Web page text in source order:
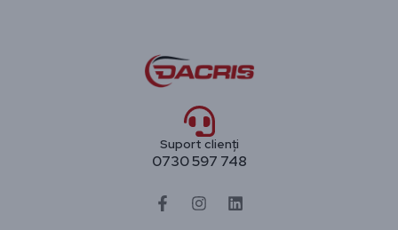
Suport clienți
0730 597 748